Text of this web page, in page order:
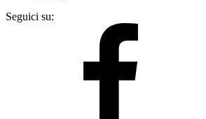
Seguici su: